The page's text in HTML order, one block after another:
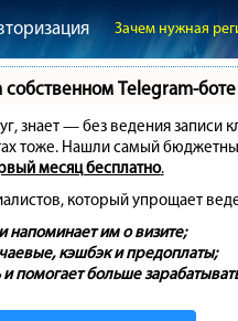
Зачем нужная
Telegram-боте
знает — без ведения
тоже. Нашли самый
месяц бесплатно.
который упрощает
напоминает им о визите;
кэшбэк и предоплаты;
помогает больше